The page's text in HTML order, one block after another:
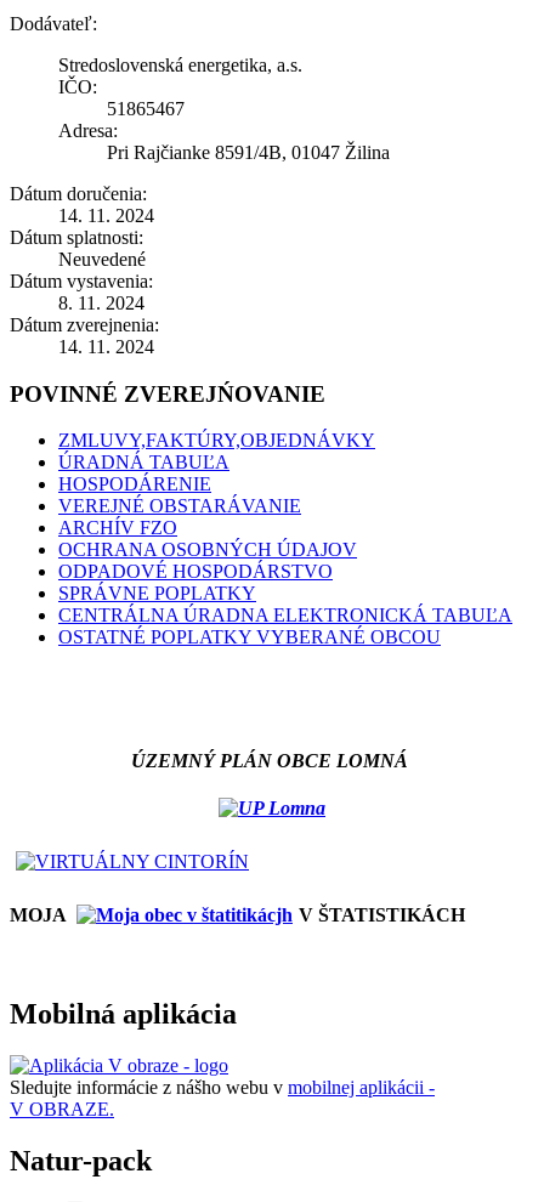
Dodávateľ:
Stredoslovenská energetika, a.s.
IČO:
51865467
Adresa:
Pri Rajčianke 8591/4B, 01047 Žilina
Dátum doručenia:
14. 11. 2024
Dátum splatnosti:
Neuvedené
Dátum vystavenia:
8. 11. 2024
Dátum zverejnenia:
14. 11. 2024
POVINNÉ ZVEREJŃOVANIE
ZMLUVY,FAKTÚRY,OBJEDNÁVKY
ÚRADNÁ TABUĽA
HOSPODÁRENIE
VEREJNÉ OBSTARÁVANIE
ARCHÍV FZO
OCHRANA OSOBNÝCH ÚDAJOV
ODPADOVÉ HOSPODÁRSTVO
SPRÁVNE POPLATKY
CENTRÁLNA ÚRADNA ELEKTRONICKÁ TABUĽA
OSTATNÉ POPLATKY VYBERANÉ OBCOU
ÚZEMNÝ PLÁN OBCE LOMNÁ
MOJA V ŠTATISTIKÁCH
Mobilná aplikácia
Sledujte informácie z nášho webu v mobilnej aplikácii -
V OBRAZE.
Natur-pack